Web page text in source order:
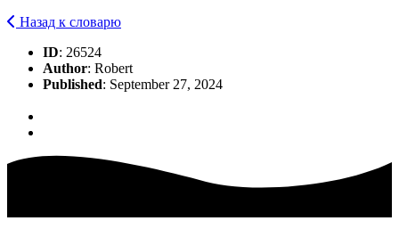
Назад к словарю
ID: 26524
Author: Robert
Published: September 27, 2024